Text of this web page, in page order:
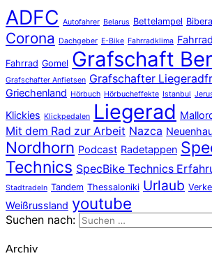
ADFC Autofahrer Belarus Bettelampel
Corona Dachgeber E-Bike Fahrradklima
Fahrrad Gomel Grafschaft
Grafschafter Anfietsen Grafschafter
Griechenland Hörbuch Hörbucheffekte Istanbul
Klickies Klickpedalen Liegerad
Mit dem Rad zur Arbeit Nazca
Nordhorn Podcast Radetappen
Technics SpecBike Technics
Stadtradeln Tandem Thessaloniki Urlaub
Weißrussland youtube
Suchen nach:
Archiv